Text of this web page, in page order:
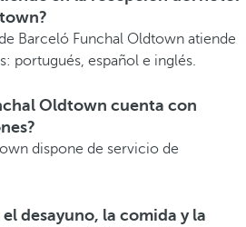
Barceló Funchal Oldtown atiende
portugués, español e inglés.
Oldtown cuenta con
dispone de servicio de
desayuno, la comida y la